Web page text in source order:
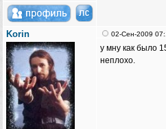
Korin 02-Сен-2009
у мну как было
неплохо.